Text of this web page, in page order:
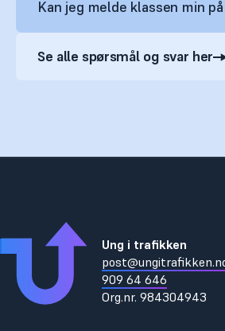
Kan jeg melde klassen min
Se alle spørsmål og svar her
Ung i trafikken
909 64 646
Org.nr.984304943